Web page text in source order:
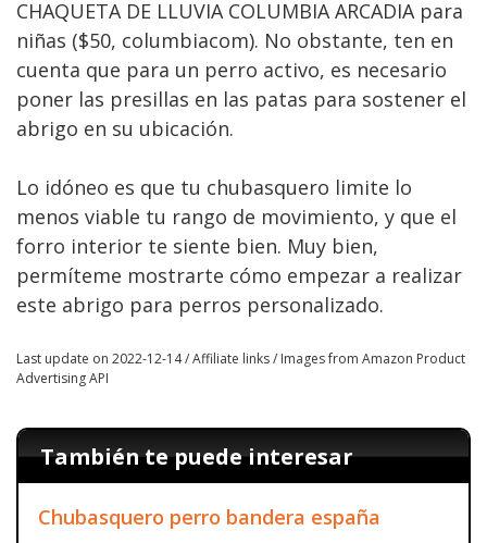
CHAQUETA DE LLUVIA COLUMBIA ARCADIA para
niñas ($50, columbiacom). No obstante, ten en
cuenta que para un perro activo, es necesario
poner las presillas en las patas para sostener el
abrigo en su ubicación.
Lo idóneo es que tu chubasquero limite lo
menos viable tu rango de movimiento, y que el
forro interior te siente bien. Muy bien,
permíteme mostrarte cómo empezar a realizar
este abrigo para perros personalizado.
Last update on 2022-12-14 / Affiliate links / Images from Amazon Product
Advertising API
También te puede interesar
Chubasquero perro bandera españa